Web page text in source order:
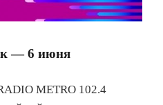
— 6 июня
METRO 102.4